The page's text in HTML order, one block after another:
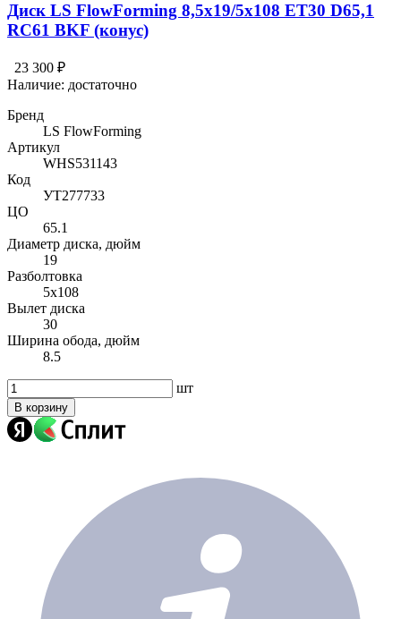
Диск LS FlowForming 8,5x19/5x108 ET30 D65,1
RC61 BKF (конус)
23 300 ₽
Наличие: достаточно
Бренд
LS FlowForming
Артикул
WHS531143
Код
УТ277733
ЦО
65.1
Диаметр диска, дюйм
19
Разболтовка
5x108
Вылет диска
30
Ширина обода, дюйм
8.5
шт
В корзину